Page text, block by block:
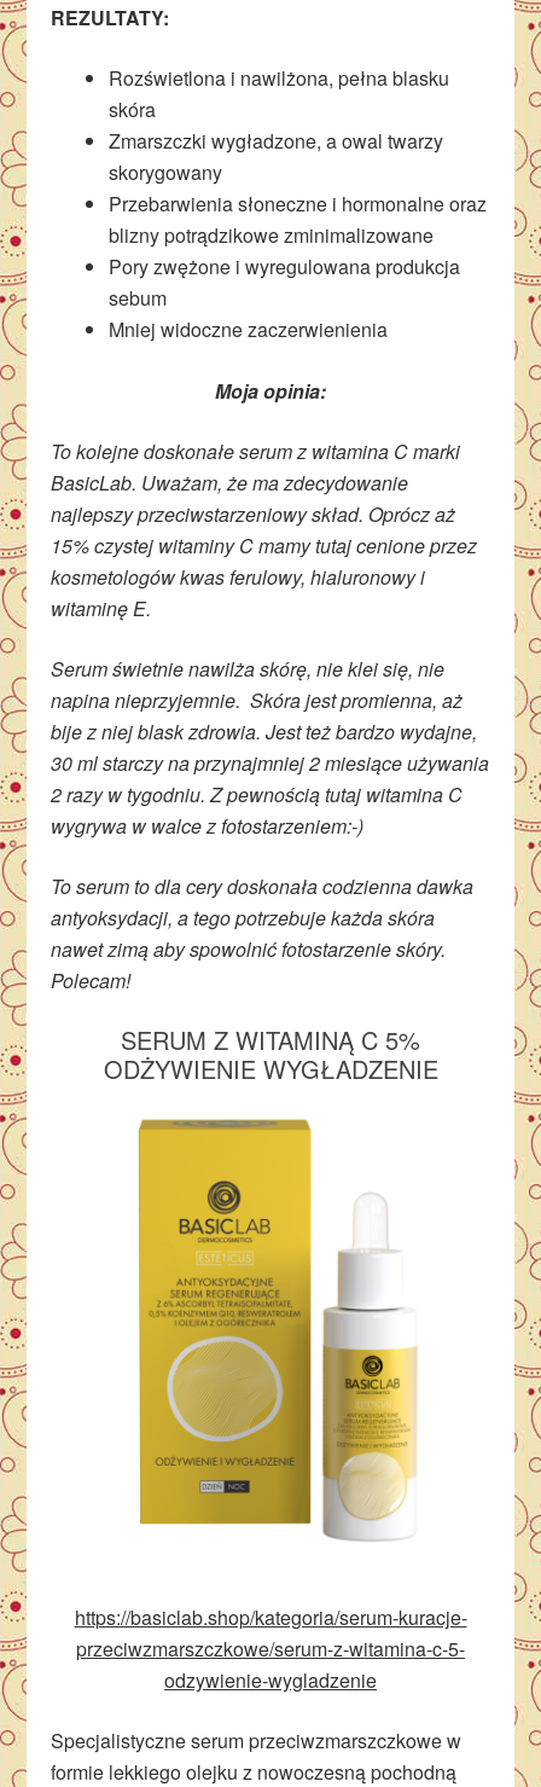
REZULTATY:
Rozświetlona i nawilżona, pełna blasku
skóra
Zmarszczki wygładzone, a owal twarzy
skorygowany
Przebarwienia słoneczne i hormonalne oraz
blizny potrądzikowe zminimalizowane
Pory zwężone i wyregulowana produkcja
sebum
Mniej widoczne zaczerwienienia
Moja opinia:
To kolejne doskonałe serum z witamina C marki
BasicLab. Uważam, że ma zdecydowanie
najlepszy przeciwstarzeniowy skład. Oprócz aż
15% czystej witaminy C mamy tutaj cenione przez
kosmetologów kwas ferulowy, hialuronowy i
witaminę E.
Serum świetnie nawilża skórę, nie klei się, nie
napina nieprzyjemnie. Skóra jest promienna, aż
bije z niej blask zdrowia. Jest też bardzo wydajne,
30 ml starczy na przynajmniej 2 miesiące używania
2 razy w tygodniu. Z pewnością tutaj witamina C
wygrywa w walce z fotostarzeniem:-)
To serum to dla cery doskonała codzienna dawka
antyoksydacji, a tego potrzebuje każda skóra
nawet zimą aby spowolnić fotostarzenie skóry.
Polecam!
SERUM Z WITAMINĄ C 5%
ODŻYWIENIE WYGŁADZENIE
https://basiclab.shop/kategoria/serum-kuracje-
przeciwzmarszczkowe/serum-z-witamina-c-5-
odzywienie-wygladzenie
Specjalistyczne serum przeciwzmarszczkowe w
formie lekkiego olejku z nowoczesną pochodną